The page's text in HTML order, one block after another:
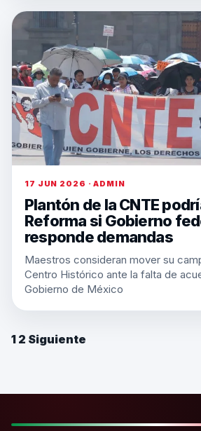
17 JUN 2026 · ADMIN
Plantón de la CNTE
Reforma si Gobierno
responde demandas
Maestros consideran mover su
Centro Histórico ante la falta de
Gobierno de México
1 2 Siguiente